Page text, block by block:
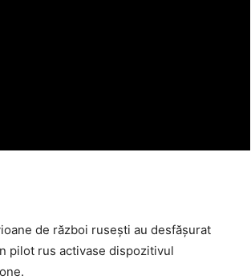
de război ruseşti au desfăşurat
pilot rus activase dispozitivul